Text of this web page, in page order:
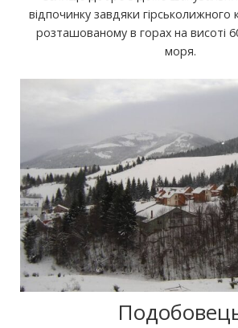
відпочинку завдяки
розташованому в горах на висоті
моря.